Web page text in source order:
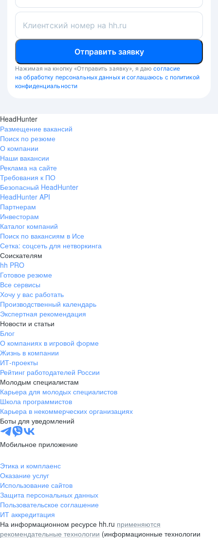
Клиентский номер на hh.ru
Отправить заявку
Нажимая на кнопку «Отправить заявку», я даю согласие
на обработку персональных данных и соглашаюсь с политикой
конфиденциальности
HeadHunter
Размещение вакансий
Поиск по резюме
О компании
Наши вакансии
Реклама на сайте
Требования к ПО
Безопасный HeadHunter
HeadHunter API
Партнерам
Инвесторам
Каталог компаний
Поиск по вакансиям в Исе
Сетка: соцсеть для нетворкинга
Соискателям
hh PRO
Готовое резюме
Все сервисы
Хочу у вас работать
Производственный календарь
Экспертная рекомендация
Новости и статьи
Блог
О компаниях в игровой форме
Жизнь в компании
ИТ-проекты
Рейтинг работодателей России
Молодым специалистам
Карьера для молодых специалистов
Школа программистов
Карьера в некоммерческих организациях
Боты для уведомлений
Мобильное приложение
Этика и комплаенс
Оказание услуг
Использование сайтов
Защита персональных данных
Пользовательское соглашение
ИТ аккредитация
На информационном ресурсе hh.ru применяются
рекомендательные технологии (информационные технологии